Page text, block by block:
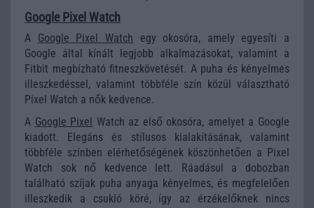
Google Pixel Watch
A Google Pixel Watch egy okosóra, amely egyesíti a
Google által kínált legjobb alkalmazásokat, valamint a
Fitbit megbízható fitneszkövetését. A puha és kényelmes
illeszkedéssel, valamint többféle szín közül választható
Pixel Watch a nők kedvence.
A Google Pixel
Watch az első okosóra, amelyet a Google
kiadott. Elegáns és stílusos kialakításának, valamint
többféle színben elérhetőségének köszönhetően a Pixel
Watch sok nő kedvence lett. Ráadásul a dobozban
található szíjak puha anyaga kényelmes, és megfelelően
illeszkedik a csukló köré, így az érzékelőknek nincs